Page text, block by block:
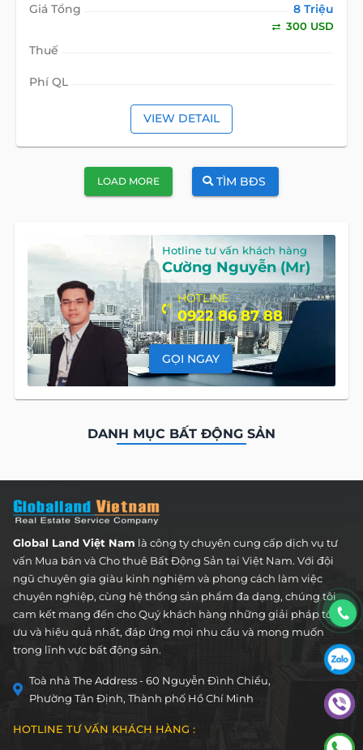
Giá Tổng 8 Triệu
300 USD
Thuế
Phí QL
VIEW DETAIL
LOAD MORE TÌM BĐS
Hotline tư vấn khách hàng
Cường Nguyễn (Mr)
HOTLINE
0922 86 87 88
GỌI NGAY
DANH MỤC BẤT ĐỘNG SẢN
Căn Hộ
CHO THUÊ